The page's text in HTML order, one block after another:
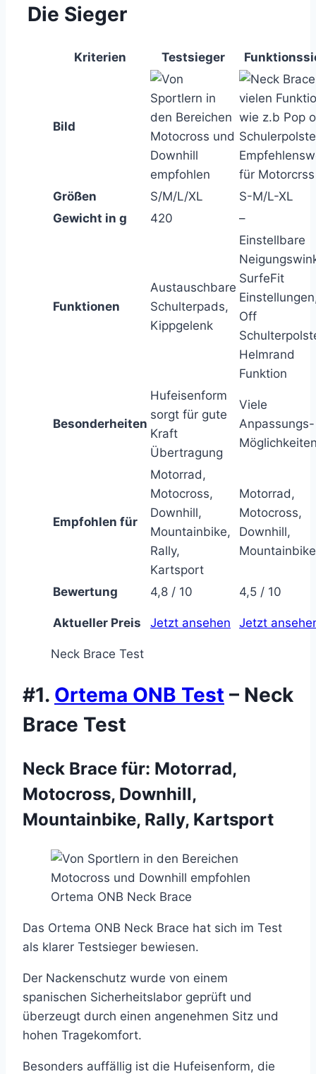
Die Sieger
Kriterien Testsieger
Bild
Größen S/M/L/XL
S-M/L-XL
Gewicht in g
420 –
Funktionen
Austauschbare
Schulterpads,
Kippgelenk
Einstellbare
SurfeFit
Off
Helmrand
Funktion
Besonderheiten
Hufeisenform
sorgt für gute
Kraft
Übertragung
Viele
Anpassungs-
Empfohlen für
Motorrad,
Motocross,
Downhill,
Mountainbike,
Rally,
Kartsport
Motorrad,
Motocross,
Downhill,
Mountainbike
Bewertung 4,8 / 10 4,5 / 10
Aktueller Preis Jetzt ansehen Jetzt
Neck Brace Test
#1. Ortema ONB Test – Neck
Brace Test
Neck Brace für: Motorrad,
Motocross, Downhill,
Mountainbike, Rally, Kartsport
Ortema ONB Neck Brace
Das Ortema ONB Neck Brace hat sich im Test
als klarer Testsieger bewiesen.
Der Nackenschutz wurde von einem
spanischen Sicherheitslabor geprüft und
überzeugt durch einen angenehmen Sitz und
hohen Tragekomfort.
Besonders auffällig ist die Hufeisenform, die